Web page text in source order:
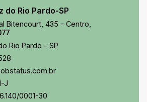
do Rio Pardo-SP
Bitencourt, 435 - Centro,
Rio Pardo - SP
J
0001-30